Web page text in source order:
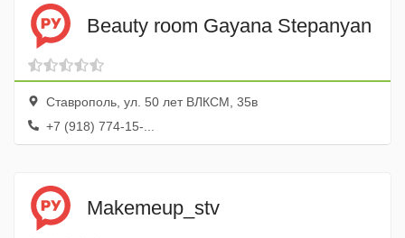
Beauty room Gayana Stepanyan
Ставрополь, ул. 50 лет ВЛКСМ, 35в
+7 (918) 774-15-...
Makemeup_stv